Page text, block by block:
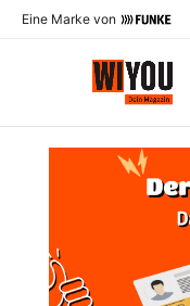
Eine Marke von